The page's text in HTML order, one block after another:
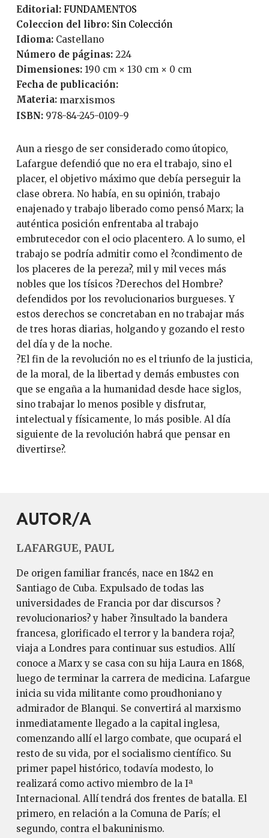
Editorial:
FUNDAMENTOS
Coleccion del libro:
Sin Colección
Idioma:
Castellano
Número de páginas:
224
Dimensiones: 190 cm × 130 cm × 0 cm
Fecha de publicación:
Materia: marxismos
ISBN: 978-84-245-0109-9
Aun a riesgo de ser considerado como útopico,
Lafargue defendió que no era el trabajo, sino el
placer, el objetivo máximo que debía perseguir la
clase obrera. No había, en su opinión, trabajo
enajenado y trabajo liberado como pensó Marx; la
auténtica posición enfrentaba al trabajo
embrutecedor con el ocio placentero. A lo sumo, el
trabajo se podría admitir como el ?condimento de
los placeres de la pereza?, mil y mil veces más
nobles que los tísicos ?Derechos del Hombre?
defendidos por los revolucionarios burgueses. Y
estos derechos se concretaban en no trabajar más
de tres horas diarias, holgando y gozando el resto
del día y de la noche.
?El fin de la revolución no es el triunfo de la justicia,
de la moral, de la libertad y demás embustes con
que se engaña a la humanidad desde hace siglos,
sino trabajar lo menos posible y disfrutar,
intelectual y físicamente, lo más posible. Al día
siguiente de la revolución habrá que pensar en
divertirse?.
AUTOR/A
LAFARGUE, PAUL
De origen familiar francés, nace en 1842 en
Santiago de Cuba. Expulsado de todas las
universidades de Francia por dar discursos ?
revolucionarios? y haber ?insultado la bandera
francesa, glorificado el terror y la bandera roja?,
viaja a Londres para continuar sus estudios. Allí
conoce a Marx y se casa con su hija Laura en 1868,
luego de terminar la carrera de medicina. Lafargue
inicia su vida militante como proudhoniano y
admirador de Blanqui. Se convertirá al marxismo
inmediatamente llegado a la capital inglesa,
comenzando allí el largo combate, que ocupará el
resto de su vida, por el socialismo científico. Su
primer papel histórico, todavía modesto, lo
realizará como activo miembro de la Iª
Internacional. Allí tendrá dos frentes de batalla. El
primero, en relación a la Comuna de París; el
segundo, contra el bakuninismo.